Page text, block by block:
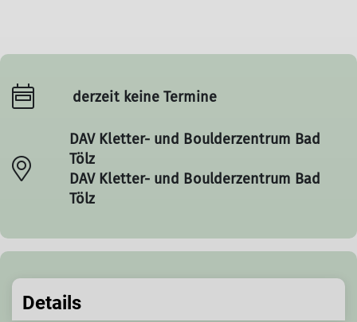
derzeit keine Termine
DAV Kletter- und Boulderzentrum Bad
Tölz
DAV Kletter- und Boulderzentrum Bad
Tölz
Details